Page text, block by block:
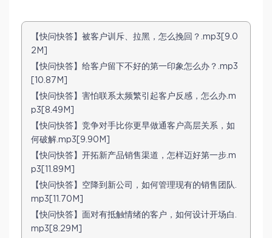
【快问快答】被客户训斥、拉黑，怎么挽回？.mp3[9.0
2M]
【快问快答】给客户留下不好的第一印象怎么办？.mp3
[10.87M]
【快问快答】害怕联系太频繁引起客户反感，怎么办.m
p3[8.49M]
【快问快答】竞争对手比你更早做通客户高层关系，如
何破解.mp3[9.90M]
【快问快答】开拓新产品销售渠道，怎样迈好第一步.m
p3[11.89M]
【快问快答】空降到新公司，如何管理现有的销售团队.
mp3[11.70M]
【快问快答】面对有抵触情绪的客户，如何设计开场白.
mp3[8.29M]